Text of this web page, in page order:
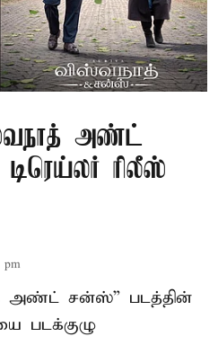
அண்ட்
ரிலீஸ்
pm
அண்ட் சன்ஸ்” படத்தின்
படக்குழு